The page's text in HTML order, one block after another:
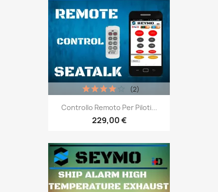
Controllo Remoto Per Piloti...
229,00 €
(2)